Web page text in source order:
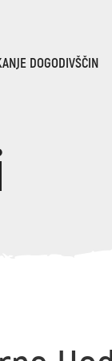
DOGODIVŠČIN